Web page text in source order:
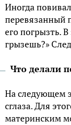
Иногда
перевязанный
его погрызть.
грызешь?»
Что делали
На следующем
сглаза. Для
материнским